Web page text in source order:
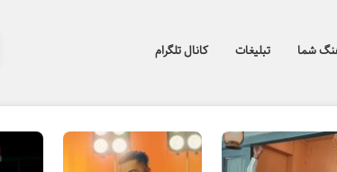
شما تبلیغات کانال تلگرام